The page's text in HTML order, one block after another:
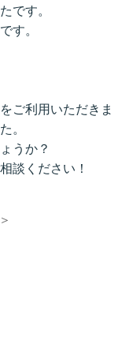
です。
す。
ご利用いただきま
。
うか？
談ください！